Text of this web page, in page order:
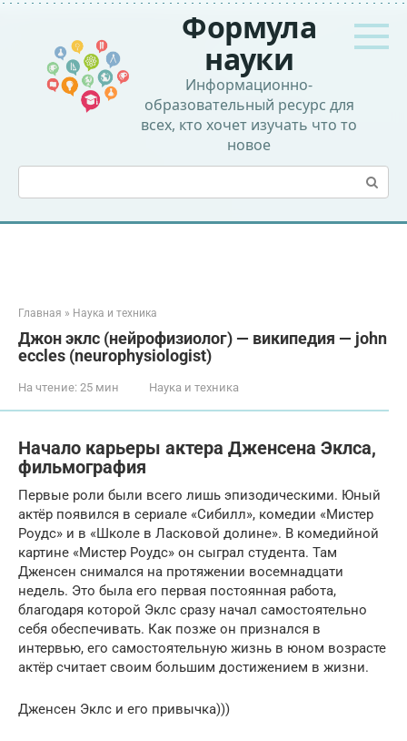
Перейти
контенту
Формула
науки
Информационно-
образовательный ресурс для
всех, кто хочет изучать что то
новое
Поиск:
Главная » Наука и техника
Джон эклс (нейрофизиолог) — википедия — john
eccles (neurophysiologist)
На чтение: 25 мин Наука и техника
Начало карьеры актера Дженсена Эклса,
фильмография
Первые роли были всего лишь эпизодическими. Юный
актёр появился в сериале «Сибилл», комедии «Мистер
Роудс» и в «Школе в Ласковой долине». В комедийной
картине «Мистер Роудс» он сыграл студента. Там
Дженсен снимался на протяжении восемнадцати
недель. Это была его первая постоянная работа,
благодаря которой Эклс сразу начал самостоятельно
себя обеспечивать. Как позже он признался в
интервью, его самостоятельную жизнь в юном возрасте
актёр считает своим большим достижением в жизни.
Дженсен Эклс и его привычка)))